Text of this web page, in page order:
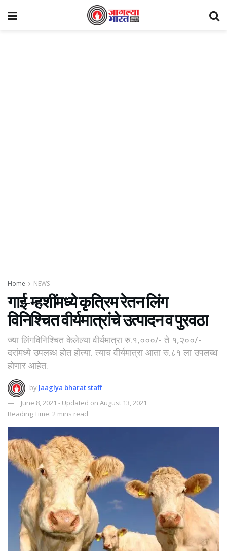
Home NEWS
गाई-म्हशींमध्ये कृत्रिम रेतन लिंग
विनिश्चित वीर्यमात्रांचे उत्पादन व पुरवठा
ज्या लिंगविनिश्चित केलेल्या वीर्यमात्रा रु.१,०००/- ते १,२००/-
दरांमध्ये उपलब्ध होत होत्या. त्याच वीर्यमात्रा आता रु.८१ ला उपलब्ध
होणार आहेत.
by Jaaglya bharat staff
June 8, 2021 - Updated on August 13, 2021
Reading Time: 2 mins read